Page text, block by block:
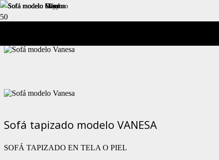
Sofá tapizado modelo VANESA
SOFÁ TAPIZADO EN TELA O PIEL